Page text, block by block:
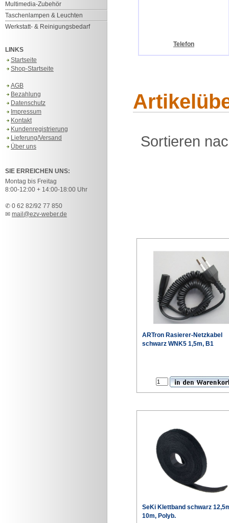
Multimedia-Zubehör
Taschenlampen & Leuchten
Werkstatt- & Reinigungsbedarf
LINKS
Startseite
Shop-Startseite
AGB
Bezahlung
Datenschutz
Impressum
Kontakt
Kundenregistrierung
Lieferung/Versand
Über uns
SIE ERREICHEN UNS:
Montag bis Freitag
8:00-12:00 + 14:00-18:00 Uhr
✆ 0 62 82/92 77 850
✉ mail@ezv-weber.de
Telefon
Sortieren
ARTron Rasierer-Netzkabel
schwarz WNK5 1,5m, B1
SeKi Klettband schwarz
10m, Polyb.